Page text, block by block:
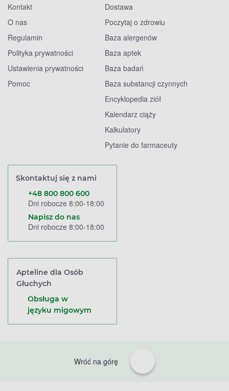
Kontakt
O nas
Regulamin
Polityka prywatności
Ustawienia prywatności
Pomoc
Dostawa
Poczytaj o zdrowiu
Baza alergenów
Baza aptek
Baza badań
Baza substancji czynnych
Encyklopedia ziół
Kalendarz ciąży
Kalkulatory
Pytanie do farmaceuty
Skontaktuj się z nami
+48 800 800 600
Dni robocze 8:00-18:00
Napisz do nas
Dni robocze 8:00-18:00
Apteline dla Osób
Głuchych
Obsługa w
języku migowym
Wróć na górę